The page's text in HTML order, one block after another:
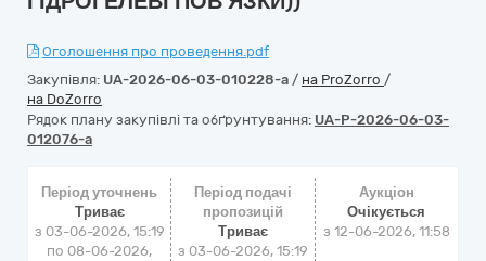
Оголошення про проведення.pdf
Закупівля: UA-2026-06-03-010228-a / на ProZorro /
на DoZorro
Рядок плану закупівлі та обґрунтування: UA-P-2026-06-03-
012076-a
Період уточнень
Триває
з 03-06-2026, 15:19
по 08-06-2026,
Період подачі
пропозицій
Триває
з 03-06-2026, 15:19
Аукціон
Очікується
з 12-06-2026, 11:58